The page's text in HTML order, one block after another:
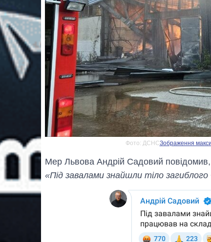
Фото: ДСНСЗображення
Мер Львова Андрій Садовий повідомив,
«Під завалами знайшли тіло загиблого